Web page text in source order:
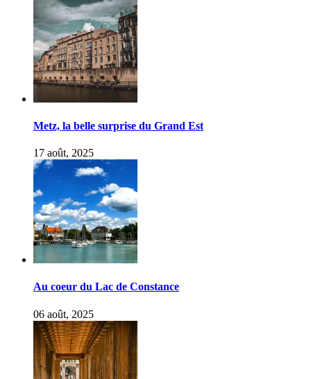
Metz, la belle surprise du Grand Est
17 août, 2025
Au coeur du Lac de Constance
06 août, 2025